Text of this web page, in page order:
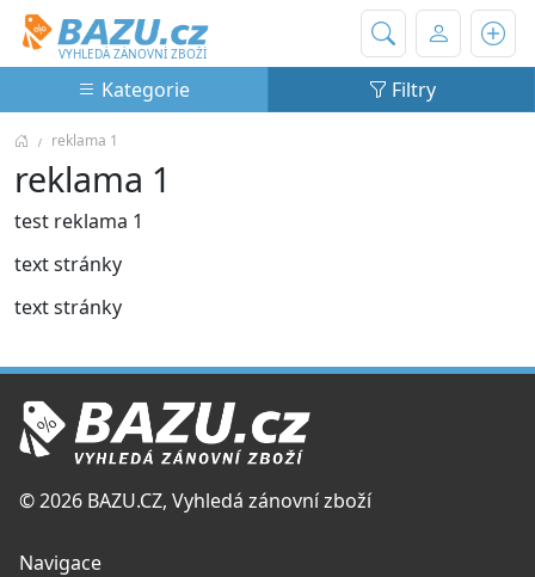
Bazu.cz
VYHLEDÁ ZÁNOVNÍ ZBOŽÍ
Kategorie Filtry
reklama 1
reklama 1
test reklama 1
text stránky
text stránky
© 2026 BAZU.CZ, Vyhledá zánovní zboží
Navigace